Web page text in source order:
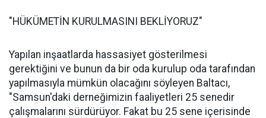
"HÜKÜMETİN KURULMASINI BEKLİYORUZ"
Yapılan inşaatlarda hassasiyet gösterilmesi
gerektiğini ve bunun da bir oda kurulup oda tarafından
yapılmasıyla mümkün olacağını söyleyen Baltacı,
"Samsun'daki derneğimizin faaliyetleri 25 senedir
çalışmalarını sürdürüyor. Fakat bu 25 sene içerisinde